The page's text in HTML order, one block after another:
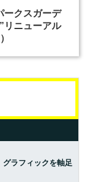
ークスガーデ
リニューアル
グラフィックを軸足